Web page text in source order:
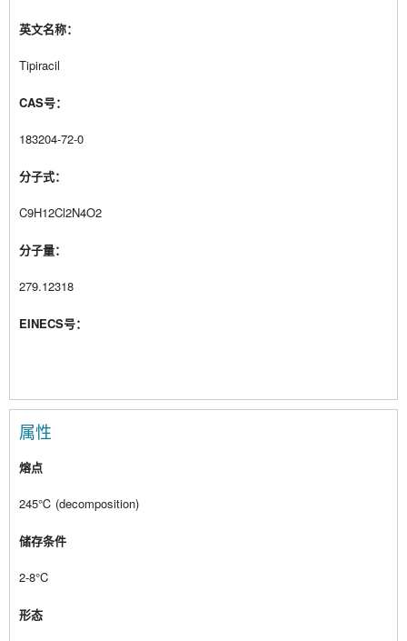
英文名称：
Tipiracil
CAS号：
183204-72-0
分子式：
C9H12Cl2N4O2
分子量：
279.12318
EINECS号：
属性
熔点
245℃ (decomposition)
储存条件
2-8°C
形态